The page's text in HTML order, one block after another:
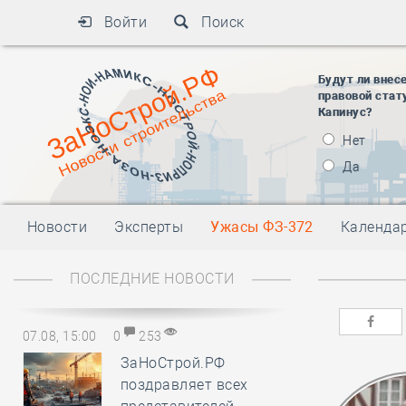
Войти Поиск
Будут ли
правовой
Капинус?
Нет
Да
Новости Эксперты Ужасы ФЗ-372
ПОСЛЕДНИЕ НОВОСТИ
07.08, 15:00 0 253
ЗаНоСтрой.РФ
поздравляет всех